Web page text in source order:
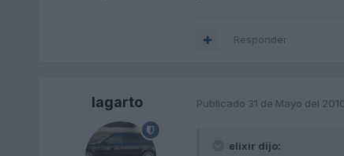
Responder
lagarto Publicado 31 de Mayo del
elixir dijo: